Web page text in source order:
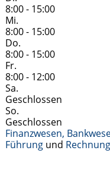
8:00 - 15:00
Mi.
8:00 - 15:00
Do.
8:00 - 15:00
Fr.
8:00 - 12:00
Sa.
Geschlossen
So.
Geschlossen
Finanzwesen,
Führung und